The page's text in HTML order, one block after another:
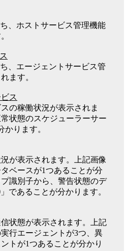
、ホストサービス管理機能
、エージェントサービス管
ます。
ス
の稼働状況が表示されま
状態のスケジューラーサー
かります。
が表示されます。上記画像
ベースが1つあることが分
識別子から、警告状態のデ
であることが分かります。
状態が表示されます。上記
行エージェントが3つ、異
トが1つあることが分かり